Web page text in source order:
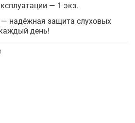
— 1 экз.
— надёжная защита слуховых
день!